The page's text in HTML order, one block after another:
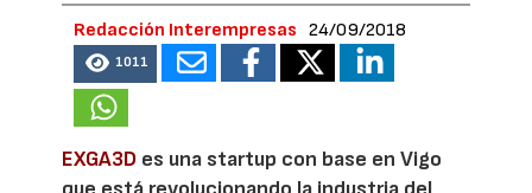
Redacción Interempresas 24/09/2018
1011
EXGA3D es una startup con base en Vigo